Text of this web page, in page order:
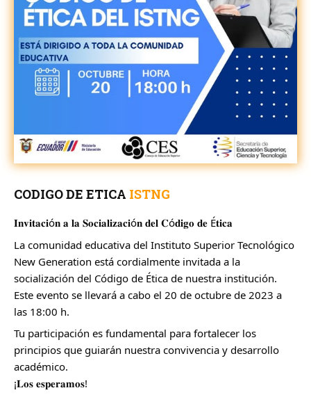
CODIGO DE ETICA ISTNG
𝐈𝐧𝐯𝐢𝐭𝐚𝐜𝐢ó𝐧 𝐚 𝐥𝐚 𝐒𝐨𝐜𝐢𝐚𝐥𝐢𝐳𝐚𝐜𝐢ó𝐧 𝐝𝐞𝐥 𝐂ó𝐝𝐢𝐠𝐨 𝐝𝐞 É𝐭𝐢𝐜𝐚
La comunidad educativa del Instituto Superior Tecnológico
New Generation está cordialmente invitada a la
socialización del Código de Ética de nuestra institución.
Este evento se llevará a cabo el 20 de octubre de 2023 a
las 18:00 h.
Tu participación es fundamental para fortalecer los
principios que guiarán nuestra convivencia y desarrollo
académico.
¡𝐋𝐨𝐬 𝐞𝐬𝐩𝐞𝐫𝐚𝐦𝐨𝐬!